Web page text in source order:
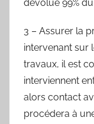
dévolue 99%
3 – Assurer la
intervenant sur
travaux, il est
interviennent
alors contact
procédera à